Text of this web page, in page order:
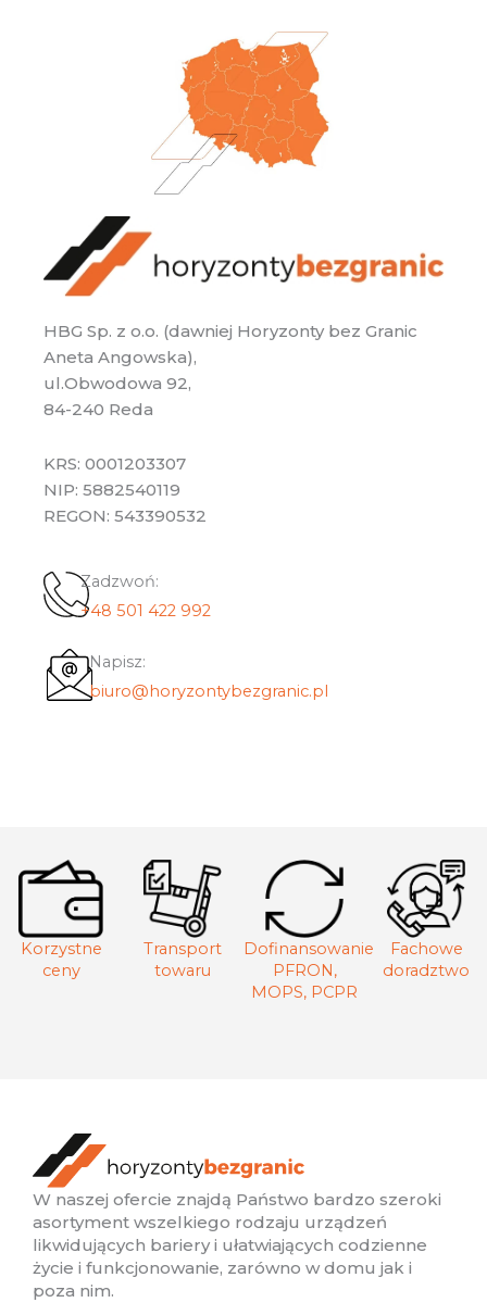
HBG Sp. z o.o. (dawniej Horyzonty bez Granic
Aneta Angowska),
ul.Obwodowa 92,
84-240 Reda
KRS: 0001203307
NIP: 5882540119
REGON: 543390532
Zadzwoń:
+48 501 422 992
Napisz:
biuro@horyzontybezgranic.pl
Korzystne
ceny
Transport
towaru
Dofinansowanie
PFRON,
MOPS, PCPR
Fachowe
doradztwo
W naszej ofercie znajdą Państwo bardzo szeroki
asortyment wszelkiego rodzaju urządzeń
likwidujących bariery i ułatwiających codzienne
życie i funkcjonowanie, zarówno w domu jak i
poza nim.